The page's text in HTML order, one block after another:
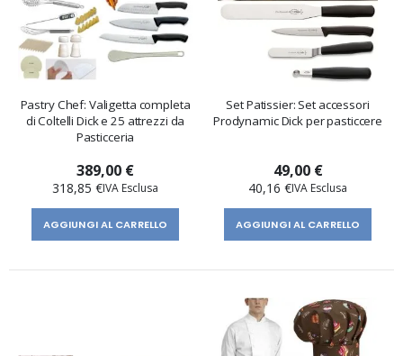
Pastry Chef: Valigetta completa
di Coltelli Dick e 25 attrezzi da
Pasticceria
389,00 €
318,85 €
AGGIUNGI AL CARRELLO
Set Patissier: Set accessori
Prodynamic Dick per pasticcere
49,00 €
40,16 €
AGGIUNGI AL CARRELLO